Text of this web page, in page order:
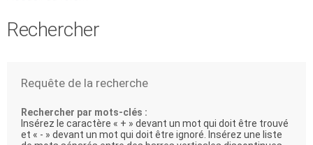
Rechercher
Requête de la recherche
Rechercher par mots-clés :
Insérez le caractère « + » devant un mot qui doit être trouvé
et « - » devant un mot qui doit être ignoré. Insérez une liste